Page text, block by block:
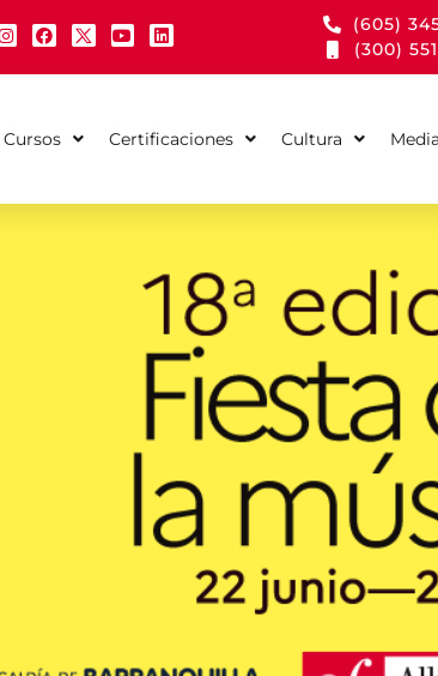
(605)
(300)
Cursos Certificaciones Cultura